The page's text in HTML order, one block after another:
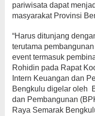
pariwisata dapat
masyarakat Provinsi
“Harus ditunjang
terutama
event termasuk
Rohidin pada Rapat
Intern Keuangan dan
Bengkulu digelar oleh
dan Pembangunan
Raya Semarak